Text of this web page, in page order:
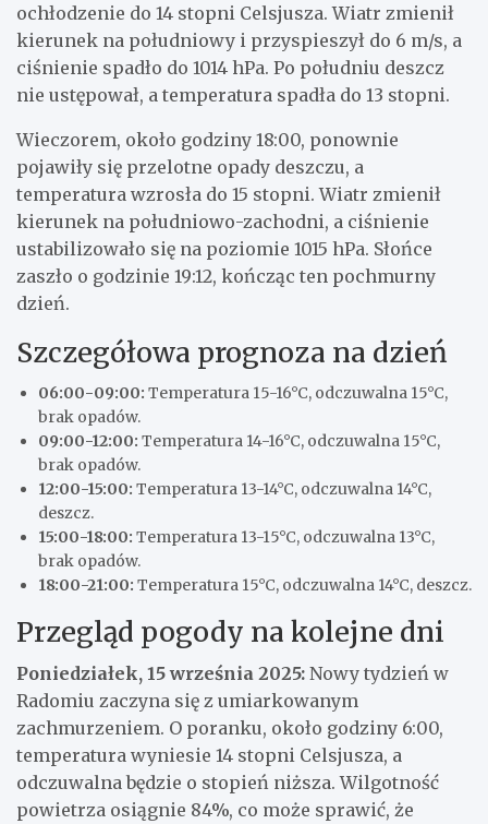
ochłodzenie do 14 stopni Celsjusza. Wiatr zmienił
kierunek na południowy i przyspieszył do 6 m/s, a
ciśnienie spadło do 1014 hPa. Po południu deszcz
nie ustępował, a temperatura spadła do 13 stopni.
Wieczorem, około godziny 18:00, ponownie
pojawiły się przelotne opady deszczu, a
temperatura wzrosła do 15 stopni. Wiatr zmienił
kierunek na południowo-zachodni, a ciśnienie
ustabilizowało się na poziomie 1015 hPa. Słońce
zaszło o godzinie 19:12, kończąc ten pochmurny
dzień.
Szczegółowa prognoza na dzień
06:00-09:00: Temperatura 15-16°C, odczuwalna 15°C,
brak opadów.
09:00-12:00: Temperatura 14-16°C, odczuwalna 15°C,
brak opadów.
12:00-15:00: Temperatura 13-14°C, odczuwalna 14°C,
deszcz.
15:00-18:00: Temperatura 13-15°C, odczuwalna 13°C,
brak opadów.
18:00-21:00: Temperatura 15°C, odczuwalna 14°C, deszcz.
Przegląd pogody na kolejne dni
Poniedziałek, 15 września 2025: Nowy tydzień w
Radomiu zaczyna się z umiarkowanym
zachmurzeniem. O poranku, około godziny 6:00,
temperatura wyniesie 14 stopni Celsjusza, a
odczuwalna będzie o stopień niższa. Wilgotność
powietrza osiągnie 84%, co może sprawić, że